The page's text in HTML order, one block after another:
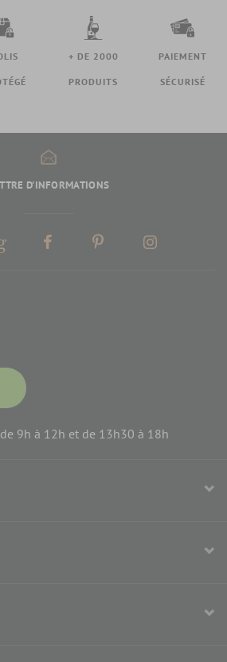
+ DE 2000
PRODUITS
PAIEMENT
SÉCURISÉ
D'INFORMATIONS
9h à 12h et de 13h30 à 18h